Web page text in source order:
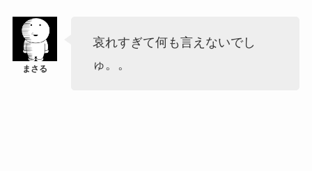
哀れすぎて何も言えないでし
ゅ。。